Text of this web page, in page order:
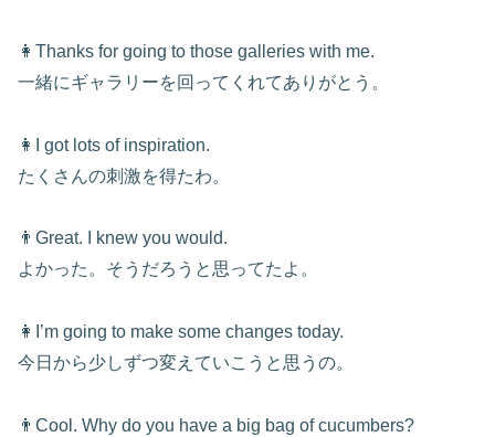
👩Thanks for going to those galleries with me.
一緒にギャラリーを回ってくれてありがとう。
👩I got lots of inspiration.
たくさんの刺激を得たわ。
👨Great. I knew you would.
よかった。そうだろうと思ってたよ。
👩I’m going to make some changes today.
今日から少しずつ変えていこうと思うの。
👨Cool. Why do you have a big bag of cucumbers?